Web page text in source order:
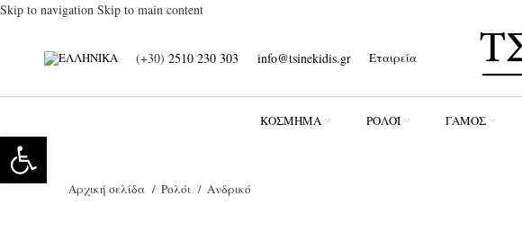
Skip to navigation Skip to main content
(+30)2510 230 303 info@tsinekidis.gr Εταιρεία
ΚΌΣΜΗΜΑ ΡΟΛΌΪ ΓΆΜΟΣ
Αρχική σελίδα Ρολόι Ανδρικό
Ανοίξτε τη γραμμή εργαλείων